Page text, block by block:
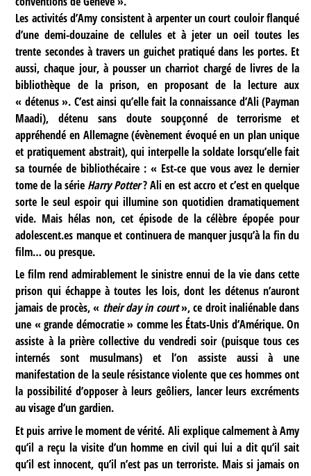
Les activités d’Amy consistent à arpenter un court couloir flanqué
d’une demi-douzaine de cellules et à jeter un oeil toutes les
trente secondes à travers un guichet pratiqué dans les portes. Et
aussi, chaque jour, à pousser un charriot chargé de livres de la
bibliothèque de la prison, en proposant de la lecture aux
« détenus ». C’est ainsi qu’elle fait la connaissance d’Ali (Payman
Maadi), détenu sans doute soupçonné de terrorisme et
appréhendé en Allemagne (évènement évoqué en un plan unique
et pratiquement abstrait), qui interpelle la soldate lorsqu’elle fait
sa tournée de bibliothécaire : « Est-ce que vous avez le dernier
tome de la série Harry Potter? Ali en est accro et c’est en quelque
sorte le seul espoir qui illumine son quotidien dramatiquement
vide. Mais hélas non, cet épisode de la célèbre épopée pour
adolescent.es manque et continuera de manquer jusqu’à la fin du
film… ou presque.
Le film rend admirablement le sinistre ennui de la vie dans cette
prison qui échappe à toutes les lois, dont les détenus n’auront
jamais de procès, « their day in court», ce droit inaliénable dans
une « grande démocratie » comme les États-Unis d’Amérique. On
assiste à la prière collective du vendredi soir (puisque tous ces
internés sont musulmans) et l’on assiste aussi à une
manifestation de la seule résistance violente que ces hommes ont
la possibilité d’opposer à leurs geôliers, lancer leurs excréments
au visage d’un gardien.
Et puis arrive le moment de vérité. Ali explique calmement à Amy
qu’il a reçu la visite d’un homme en civil qui lui a dit qu’il sait
qu’il est innocent, qu’il n’est pas un terroriste. Mais si jamais on